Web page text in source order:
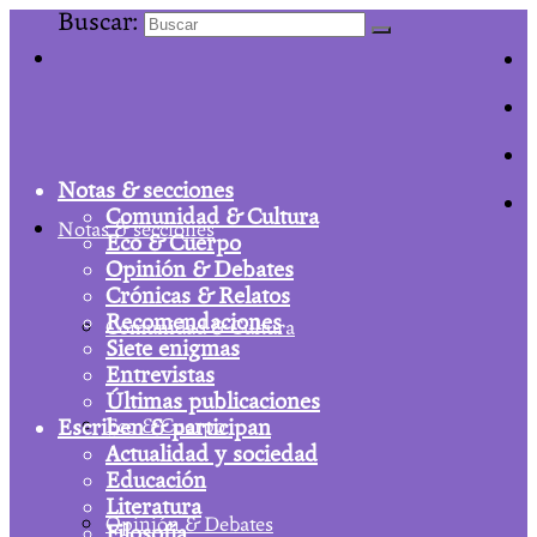
Buscar:
Notas & secciones
Comunidad & Cultura
Eco & Cuerpo
Opinión & Debates
Notas & secciones
Comunidad & Cultura
Eco & Cuerpo
Opinión & Debates
Crónicas & Relatos
Recomendaciones
Siete enigmas
Entrevistas
Últimas publicaciones
Escriben & participan
Actualidad y sociedad
Educación
Literatura